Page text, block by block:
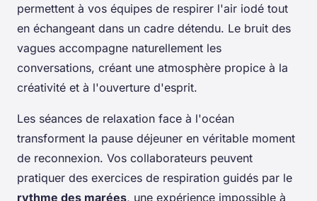
permettent à vos équipes de respirer l'air iodé tout
en échangeant dans un cadre détendu. Le bruit des
vagues accompagne naturellement les
conversations, créant une atmosphère propice à la
créativité et à l'ouverture d'esprit.
Les séances de relaxation face à l'océan
transforment la pause déjeuner en véritable moment
de reconnexion. Vos collaborateurs peuvent
pratiquer des exercices de respiration guidés par le
rythme des marées, une expérience impossible à